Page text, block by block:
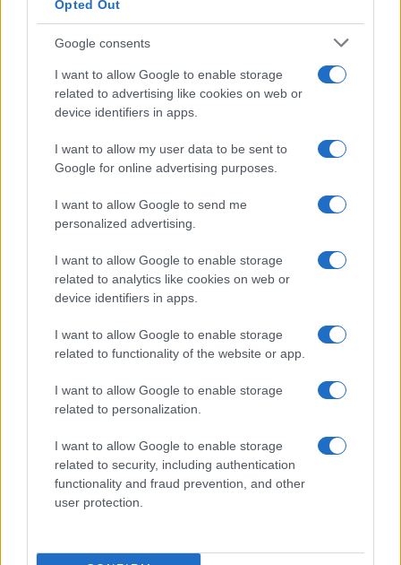
Opted Out
Google consents
I want to allow Google to enable storage
related to advertising like cookies on web or
device identifiers in apps.
I want to allow my user data to be sent to
Google for online advertising purposes.
I want to allow Google to send me
personalized advertising.
I want to allow Google to enable storage
related to analytics like cookies on web or
device identifiers in apps.
I want to allow Google to enable storage
related to functionality of the website or app.
I want to allow Google to enable storage
related to personalization.
I want to allow Google to enable storage
related to security, including authentication
functionality and fraud prevention, and other
user protection.
restrizioni che ancora aggi in parte funestano la
nostra esistenza. Se infatti fosse stato
onestamente chiarito che per la maggior parte dei
decessi, la cui età media è ancora oggi superiore
agli 80 anni, il Covid-19 costituiva solo la causa
iniziale del decesso, nell’ambito di un quadro
clinico già ampiamente compromesso – cosa
nell’estate del 2020 – sarebbe stato assai più
obblighi senza precedentinella storia
repubblicana.
In tal senso il prode Speranza, non volendo
certamente emulare il famoso Martin, il quale per
un punto perse la proverbiale cappa, non ci ha
pensato due volte ad utilizzare la preposizione più
adatta ai suoi scopi, imponendo il terrorizzante
“per Covid” in luogo del ben più rassicurante “con
Covid”.